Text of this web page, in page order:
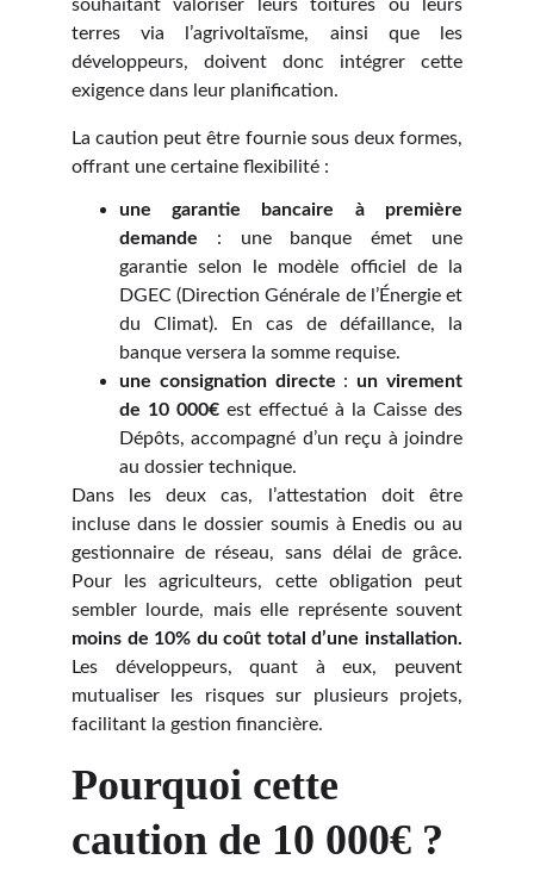
Pourquoi cette
caution de 10 000€ ?
souhaitant valoriser leurs toitures ou leurs
terres via l’agrivoltaïsme, ainsi que les
développeurs, doivent donc intégrer cette
exigence dans leur planification.
La caution peut être fournie sous deux formes,
offrant une certaine flexibilité :
une garantie bancaire à première
demande : une banque émet une
garantie selon le modèle officiel de la
DGEC (Direction Générale de l’Énergie et
du Climat). En cas de défaillance, la
banque versera la somme requise.
une consignation directe :un virement
de 10 000€ est effectué à la Caisse des
Dépôts, accompagné d’un reçu à joindre
au dossier technique.
Dans les deux cas, l’attestation doit être
incluse dans le dossier soumis à Enedis ou au
gestionnaire de réseau, sans délai de grâce.
Pour les agriculteurs, cette obligation peut
sembler lourde, mais elle représente souvent
moins de 10% du coût total d’une installation.
Les développeurs, quant à eux, peuvent
mutualiser les risques sur plusieurs projets,
facilitant la gestion financière.